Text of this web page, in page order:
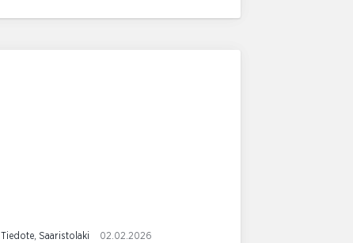
Tiedote, Saaristolaki 02.02.2026